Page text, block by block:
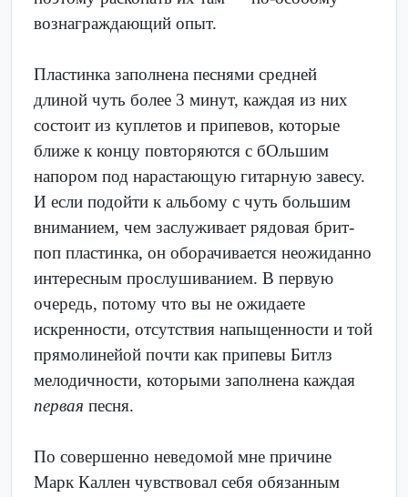
вознаграждающий опыт.
Пластинка заполнена песнями средней
длиной чуть более 3 минут, каждая из них
состоит из куплетов и припевов, которые
ближе к концу повторяются с бОльшим
напором под нарастающую гитарную завесу.
И если подойти к альбому с чуть большим
вниманием, чем заслуживает рядовая брит-
поп пластинка, он оборачивается неожиданно
интересным прослушиванием. В первую
очередь, потому что вы не ожидаете
искренности, отсутствия напыщенности и той
прямолинейой почти как припевы Битлз
мелодичности, которыми заполнена каждая
первая песня.
По совершенно неведомой мне причине
Марк Каллен чувствовал себя обязанным